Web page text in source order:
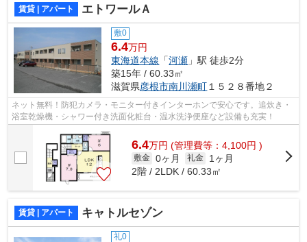
賃貸 | アパート エトワールＡ
敷0
6.4万円
東海道本線 「河瀬 」駅 徒歩2分
築15年 / 60.33㎡
滋賀県彦根市南川瀬町 １５２８番地２
ネット無料！防犯カメラ・モニター付きインターホンで安心です。追炊き・
浴室乾燥機・シャワー付き洗面化粧台・温水洗浄便座など設備も充実！
6.4万円 (管理費等：4,100円 )
敷金 0ヶ月 礼金
1ヶ月
2階 / 2LDK / 60.33㎡
賃貸 | アパート キャトルセゾン
礼0